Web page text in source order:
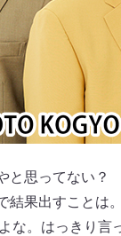
と思ってない？
結果出すことは
な。はっきり言